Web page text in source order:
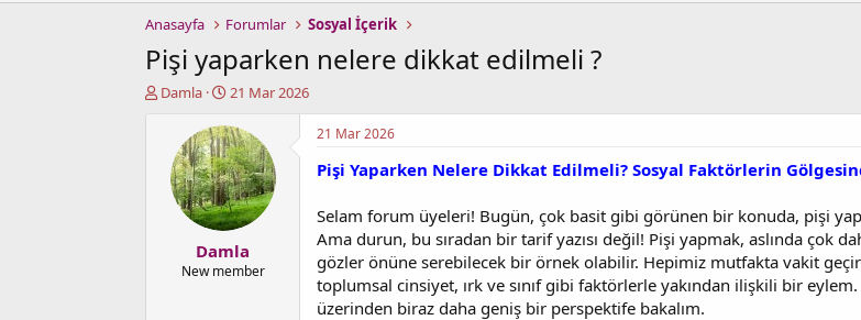
Anasayfa
Forumlar Sosyal İçerik
Pişi yaparken nelere dikkat edilmeli ?
K
Damla
B
ş
l
a
n
g
ı
ç
t
21 Mar 2026
Damla
New member
21 Mar 2026
Pişi Yaparken Nelere Dikkat Edilmeli? Sosyal Faktörlerin
Selam forum üyeleri! Bugün, çok basit gibi görünen bir konuda, pişi
Ama durun, bu sıradan bir tarif yazısı değil! Pişi yapmak, aslında çok
gözler önüne serebilecek bir örnek olabilir. Hepimiz mutfakta vakit
toplumsal cinsiyet, ırk ve sınıf gibi faktörlerle yakından ilişkili bir
üzerinden biraz daha geniş bir perspektife bakalım.